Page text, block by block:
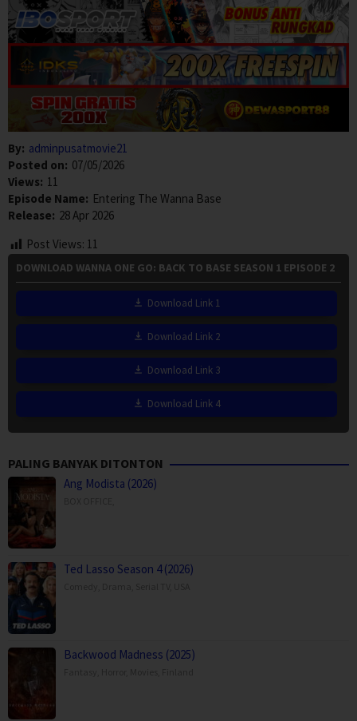
By: adminpusatmovie21
Posted on: 07/05/2026
Views: 11
Episode Name: Entering The Wanna Base
Release: 28 Apr 2026
Post Views: 11
DOWNLOAD WANNA ONE GO: BACK TO BASE SEASON 1 EPISODE 2
Download Link 1
Download Link 2
Download Link 3
Download Link 4
PALING BANYAK DITONTON
Ang Modista (2026)
Ted Lasso Season 4 (2026)
Backwood Madness (2025)